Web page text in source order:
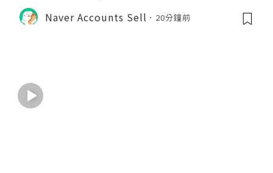
Naver Accounts Sell 20分鐘前